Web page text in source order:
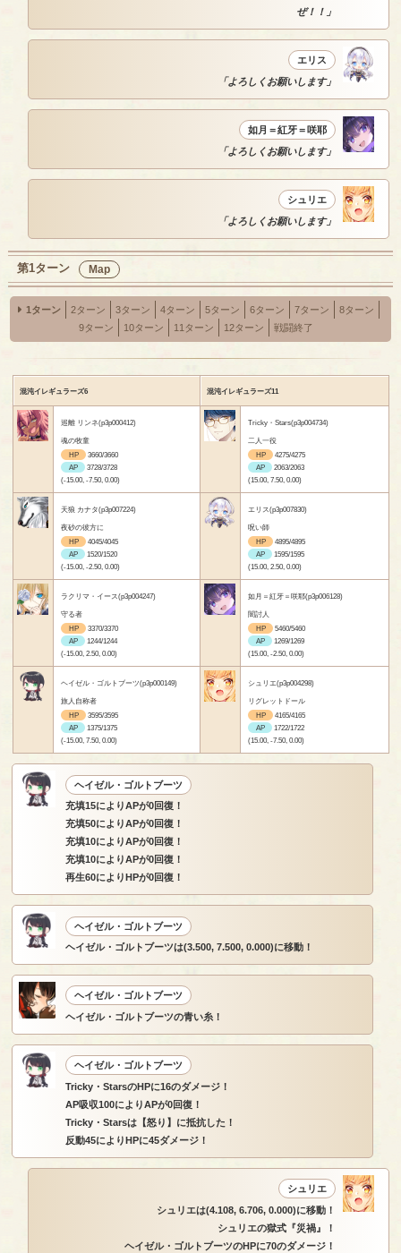
ぜ！！」
エリス
「よろしくお願いします」
如月＝紅牙＝咲耶
「よろしくお願いします」
シュリエ
「よろしくお願いします」
第1ターン Map
1ターン 2ターン 3ターン 4ターン 5ターン 6ターン 7ターン
8ターン
9ターン
10ターン 11ターン 12ターン 戦闘終了
混沌イレギュラーズ6 混沌イレギュラーズ11
巡離 リンネ(p3p000412)
魂の牧童
HP
3660/3660
AP
3728/3728
(-15.00, -7.50, 0.00)
Tricky・Stars(p3p004734)
二人一役
HP
4275/4275
AP
2063/2063
(15.00, 7.50, 0.00)
天狼 カナタ(p3p007224)
夜砂の彼方に
HP
4045/4045
AP
1520/1520
(-15.00, -2.50, 0.00)
エリス(p3p007830)
呪い師
HP
4895/4895
AP
1595/1595
(15.00, 2.50, 0.00)
ラクリマ・イース(p3p004247)
守る者
HP
3370/3370
AP
1244/1244
(-15.00, 2.50, 0.00)
如月＝紅牙＝咲耶(p3p006128)
闇討人
HP
5460/5460
AP
1269/1269
(15.00, -2.50, 0.00)
ヘイゼル・ゴルトブーツ(p3p000149)
旅人自称者
HP
3595/3595
AP
1375/1375
(-15.00, 7.50, 0.00)
シュリエ(p3p004298)
リグレットドール
HP
4165/4165
AP
1722/1722
(15.00, -7.50, 0.00)
ヘイゼル・ゴルトブーツ
充填15によりAPが0回復！
充填50によりAPが0回復！
充填10によりAPが0回復！
充填10によりAPが0回復！
再生60によりHPが0回復！
ヘイゼル・ゴルトブーツ
ヘイゼル・ゴルトブーツは(3.500, 7.500, 0.000)に移動！
ヘイゼル・ゴルトブーツ
ヘイゼル・ゴルトブーツの青い糸！
ヘイゼル・ゴルトブーツ
Tricky・StarsのHPに16のダメージ！
AP吸収100によりAPが0回復！
Tricky・Starsは【怒り】に抵抗した！
反動45によりHPに45ダメージ！
シュリエ
シュリエは(4.108, 6.706, 0.000)に移動！
シュリエの獄式『災禍』！
ヘイゼル・ゴルトブーツのHPに70のダメージ！